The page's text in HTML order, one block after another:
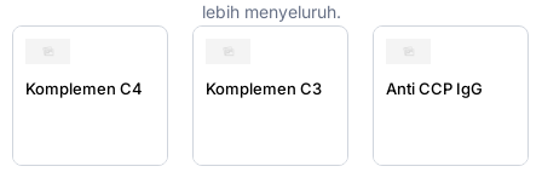
lebih menyeluruh.
Komplemen C4 Komplemen C3 Anti CCP IgG